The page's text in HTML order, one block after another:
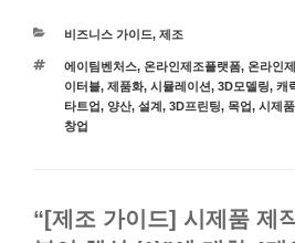
카
고
리
비즈니스 가이드, 제조
태
그
에이팀벤처스, 온라인제조플랫폼, 온라인
이터블, 제품화, 시뮬레이션, 3D모델링, 캐
타트업, 양산, 설계, 3D프린팅, 목업, 시제품
창업
“[제조 가이드] 시제품 제